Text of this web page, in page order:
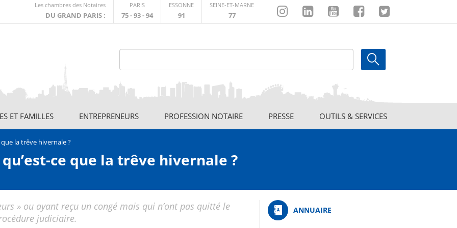
Les chambres des Notaires
DU GRAND PARIS :
externe
PARIS
75 - 93 - 94
ESSONNE
91
SEINE-ET-MARNE
77
InstagramLinkedinYoutubeFacebookTwitter
ET FAMILLES ENTREPRENEURS PROFESSION NOTAIRE PRESSE OUTILS & SERVICES
la trêve hivernale ?
ce que la trêve hivernale ?
» ou ayant reçu un congé mais qui n’ont pas quitté le
judiciaire.
ANNUAIRE